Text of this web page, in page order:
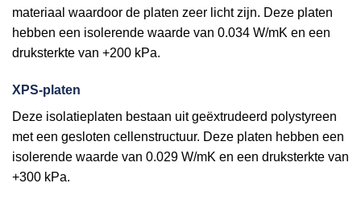
materiaal waardoor de platen zeer licht zijn. Deze platen
hebben een isolerende waarde van 0.034 W/mK en een
druksterkte van +200 kPa.
XPS-platen
Deze isolatieplaten bestaan uit geëxtrudeerd polystyreen
met een gesloten cellenstructuur. Deze platen hebben een
isolerende waarde van 0.029 W/mK en een druksterkte van
+300 kPa.